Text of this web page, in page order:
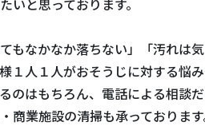
てもなかなか落ちない」「汚れ
１人１人がおそうじに対する悩
のはもちろん、電話による相談だ
商業施設の清掃も承っておりま